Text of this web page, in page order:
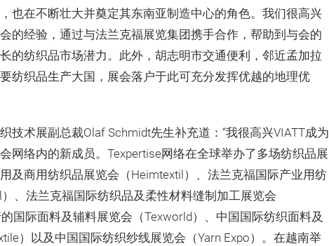
也在不断壮大并奠定其东南亚制造中心的角色。我们很高兴
的经验，通过与法兰克福展览集团携手合作，帮助到与会的
的纺织品市场潜力。此外，胡志明市交通便利，邻近孟加拉
纺织品生产大国，展会落户于此可充分发挥优越的地理优
技术展副总裁Olaf Schmidt先生补充道：“我很高兴VIATT成为
网络内的新成员。Texpertise网络在全球举办了多场纺织品展
及商用纺织品展览会（Heimtextil）、法兰克福国际产业用纺
、法兰克福国际纺织品及柔性材料缝制加工展览会
国际面料及辅料展览会（Texworld）、中国国际纺织面料及
）以及中国国际纺织纱线展览会（Yarn Expo）。在越南举